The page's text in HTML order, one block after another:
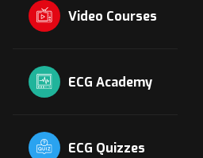
Video Courses
ECG Academy
ECG Quizzes